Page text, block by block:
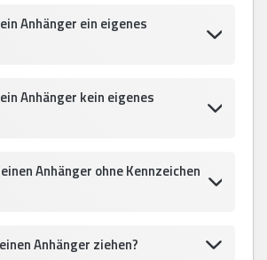
Anhänger ein eigenes
Anhänger kein eigenes
Anhänger ohne Kennzeichen
Anhänger ziehen?